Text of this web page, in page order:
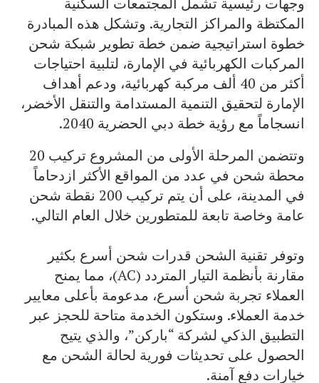
المكتظة والمراكز التجارية. وتشكل هذه المبادرة
خطوة استراتيجية ضمن خطة تطوير شبكة شحن
المركبات الكهربائية في الإمارة، لتلبية احتياجات
أكثر من 40 ألف مركبة كهربائية، ودعم أهداف
الإمارة لتحقيق التنمية المستدامة والتنقل الأخضر،
انسجاماً مع رؤية خطة دبي الحضرية 2040.
وتتضمن المرحلة الأولى من المشروع تركيب 20
محطة شحن في عدد من المواقع الأكثر ازدحاماً
في المدينة، على أن يتم تركيب 200 نقطة شحن
عامة وخاصة تابعة للمتطورين خلال العام التالي.
وتوفر تقنية الشحن قدرات شحن أسرع بكثير
مقارنة بأنظمة التيار المتردد (AC)، مما يمنح
العملاء تجربة شحن أسرع، مدعومة بأعلى معايير
خدمة العملاء. وستكون الخدمة متاحة للحجز عبر
التطبيق الذكي لشركة “باركن”، والذي يتيح
الحصول على تحديثات فورية لحالة الشحن مع
خيارات دفع آمنة.